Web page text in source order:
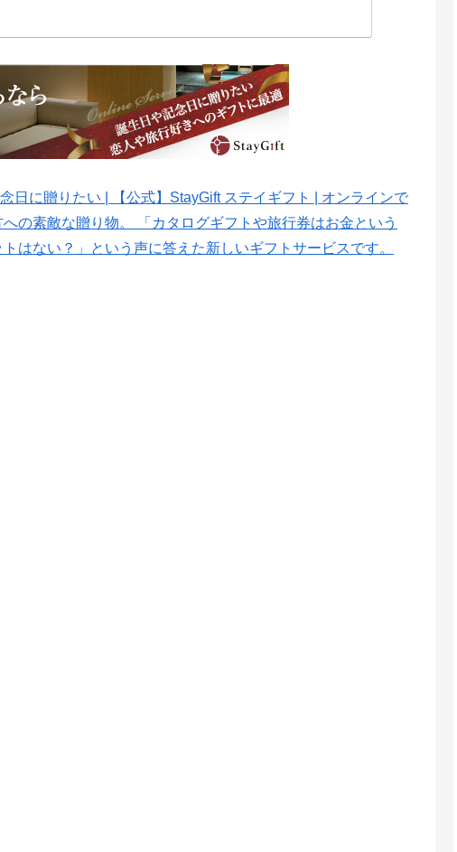
日に贈りたい | 【公式】StayGift ステイギフト | オンラインで
の素敵な贈り物。 「カタログギフトや旅行券はお金という
はない？」という声に答えた新しいギフトサービスです。